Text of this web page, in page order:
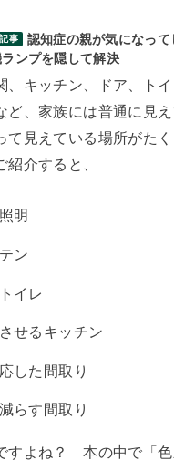
事
認知症の親が気になって
ンプを隠して解決
、キッチン、ドア、ト
ど、家族には普通に見
て見えている場所がたく
介すると、
明
ン
イレ
せるキッチン
した間取り
らす間取り
すよね？ 本の中で「